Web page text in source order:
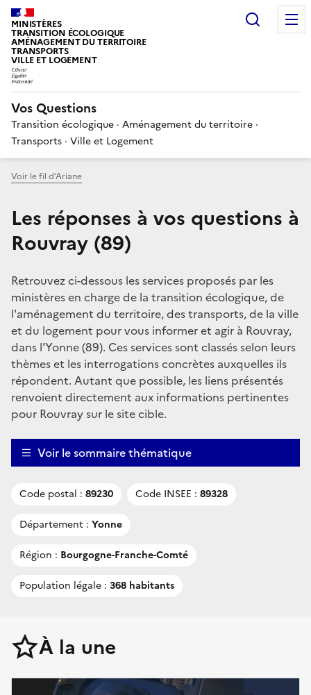
MINISTÈRES
TRANSITION ÉCOLOGIQUE
AMÉNAGEMENT DU TERRITOIRE
TRANSPORTS
VILLE ET LOGEMENT
Vos Questions
Transition écologique · Aménagement du territoire ·
Transports · Ville et Logement
Voir le fil d’Ariane
Les réponses à vos questions à
Rouvray (89)
Retrouvez ci-dessous les services proposés par les
ministères en charge de la transition écologique, de
l'aménagement du territoire, des transports, de la ville
et du logement pour vous informer et agir à Rouvray,
dans l'Yonne (89). Ces services sont classés selon leurs
thèmes et les interrogations concrètes auxquelles ils
répondent. Autant que possible, les liens présentés
renvoient directement aux informations pertinentes
pour Rouvray sur le site cible.
Voir le sommaire thématique
Code postal : 89230 Code INSEE : 89328
Département : Yonne
Région : Bourgogne-Franche-Comté
Population légale : 368 habitants
À la une